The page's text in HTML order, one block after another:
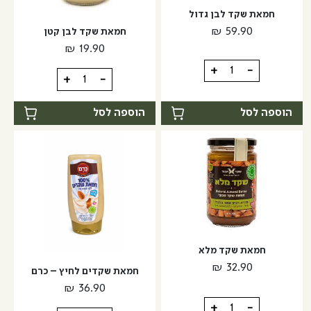
חמאת שקד לבן גדול
₪ 59.90
-
כמות
של
חמאת
שקד
גדול
+
הוספה לסל
חמאת שקד לבן קטן
₪ 19.90
-
כמות
של
חמאת
שקד
קטן
+
הוספה לסל
חמאת שקד מלא
₪ 32.90
-
כמות
+
חמאת שקדים לחיץ – כרם
₪ 36.90